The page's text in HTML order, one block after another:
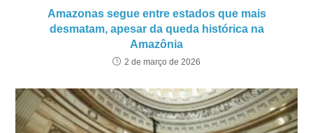
Amazonas segue entre estados que mais
desmatam, apesar da queda histórica na
Amazônia
2 de março de 2026